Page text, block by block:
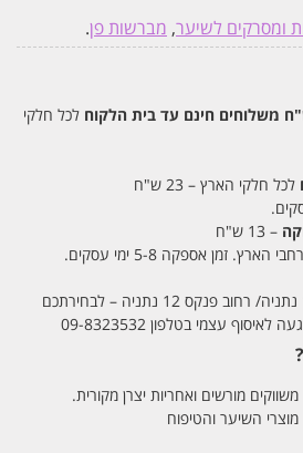
ומסרקים לשיער, מברשות פן.
משלוחים חינם עד בית הלקוח לכל חלקי
לכל חלקי הארץ – 23 ש"ח
– 13 ש"ח
עצמי בטלפון 09-8323532
מורשים ואחריות יצרן מקורית.